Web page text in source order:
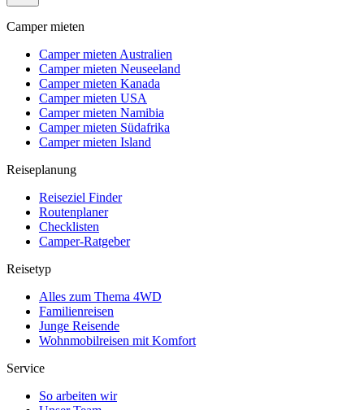
Camper mieten
Camper mieten Australien
Camper mieten Neuseeland
Camper mieten Kanada
Camper mieten USA
Camper mieten Namibia
Camper mieten Südafrika
Camper mieten Island
Reiseplanung
Reiseziel Finder
Routenplaner
Checklisten
Camper-Ratgeber
Reisetyp
Alles zum Thema 4WD
Familienreisen
Junge Reisende
Wohnmobilreisen mit Komfort
Service
So arbeiten wir